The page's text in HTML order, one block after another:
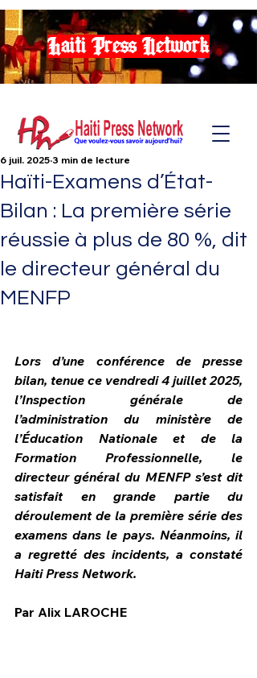
Haiti Press Network
HPN Live
Haïti-Examens d’État-
Bilan : La première série
réussie à plus de 80 %, dit
le directeur général du
MENFP
6 juil. 2025 3 min de lecture
Lors d’une conférence de presse
bilan, tenue ce vendredi 4 juillet 2025,
l’Inspection générale de
l’administration du ministère de
l’Éducation Nationale et de la
Formation Professionnelle, le
directeur général du MENFP s’est dit
satisfait en grande partie du
déroulement de la première série des
examens dans le pays. Néanmoins, il
a regretté des incidents, a constaté
Haiti Press Network.
Par Alix LAROCHE